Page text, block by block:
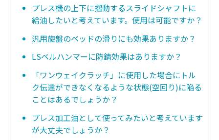
プレス機の上下に摺動するスライドシャフトに
給油したいと考えています。使用は可能ですか？
汎用旋盤のベッドの滑りにも効果ありますか？
LSベルハンマーに防錆効果はありますか？
「ワンウェイクラッチ」に使用した場合にトル
ク伝達ができなくなるような状態(空回り)に陥る
ことはあるでしょうか？
プレス加工油として使ってみたいと考えています
が大丈夫でしょうか？